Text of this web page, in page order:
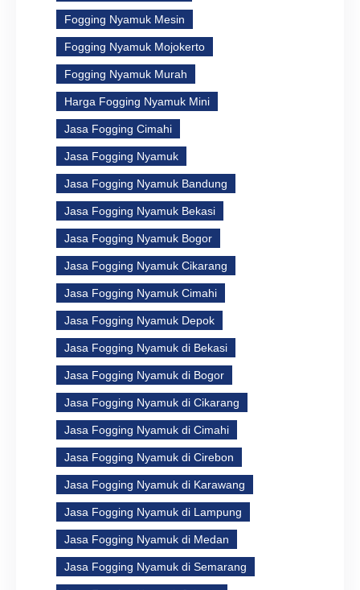
Fogging Nyamuk Mesin
Fogging Nyamuk Mojokerto
Fogging Nyamuk Murah
Harga Fogging Nyamuk Mini
Jasa Fogging Cimahi
Jasa Fogging Nyamuk
Jasa Fogging Nyamuk Bandung
Jasa Fogging Nyamuk Bekasi
Jasa Fogging Nyamuk Bogor
Jasa Fogging Nyamuk Cikarang
Jasa Fogging Nyamuk Cimahi
Jasa Fogging Nyamuk Depok
Jasa Fogging Nyamuk di Bekasi
Jasa Fogging Nyamuk di Bogor
Jasa Fogging Nyamuk di Cikarang
Jasa Fogging Nyamuk di Cimahi
Jasa Fogging Nyamuk di Cirebon
Jasa Fogging Nyamuk di Karawang
Jasa Fogging Nyamuk di Lampung
Jasa Fogging Nyamuk di Medan
Jasa Fogging Nyamuk di Semarang